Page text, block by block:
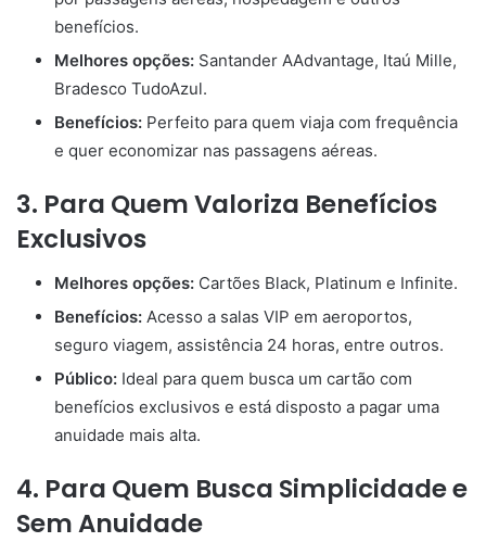
benefícios.
Melhores opções: Santander AAdvantage, Itaú Mille,
Bradesco TudoAzul.
Benefícios: Perfeito para quem viaja com frequência
e quer economizar nas passagens aéreas.
3. Para Quem Valoriza Benefícios
Exclusivos
Melhores opções: Cartões Black, Platinum e Infinite.
Benefícios: Acesso a salas VIP em aeroportos,
seguro viagem, assistência 24 horas, entre outros.
Público: Ideal para quem busca um cartão com
benefícios exclusivos e está disposto a pagar uma
anuidade mais alta.
4. Para Quem Busca Simplicidade e
Sem Anuidade